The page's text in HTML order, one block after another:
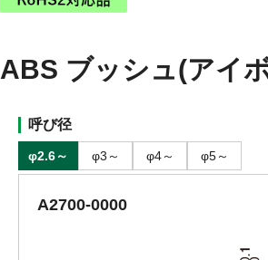
ABS ブッシュ(アイ
呼び径
φ2.6～ φ3～ φ4～ φ5～
A2700-0000